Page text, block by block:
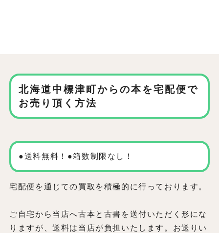
北海道中標津町からの本を宅配便で
お売り頂く方法
●送料無料！●箱数制限なし！
宅配便を通じての買取を積極的に行っております。
ご自宅から当店へ古本と古書を送付いただく形にな
りますが、送料は当店が負担いたします。お送りい